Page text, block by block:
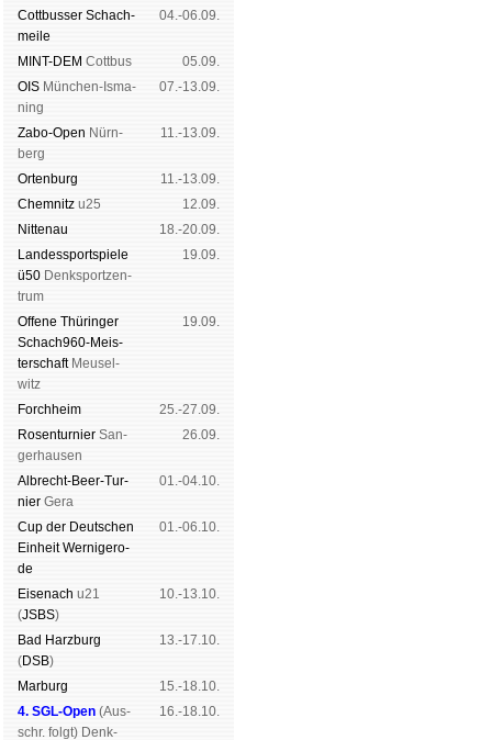
Cott­busser Schach­
meile
04.-06.09.
MINT-DEM Cott­bus
05.09.
OIS Mün­chen-Is­ma­
ning
07.-13.09.
Zabo-Open Nürn­
berg
11.-13.09.
Orten­burg
11.-13.09.
Chem­nitz u25
12.09.
Nitte­nau
18.-20.09.
Landes­sport­spiele
ü50 Denk­sport­zen­
trum
19.09.
Offene Thü­rin­ger
Schach960-Meis­
ter­schaftMeu­sel­
witz
19.09.
Forch­heim
25.-27.09.
Rosen­tur­nier San­
ger­hau­sen
26.09.
Albrecht-Beer-Tur­
nier Ge­ra
01.-04.10.
Cup der Deut­schen
Ein­heit Wer­ni­ge­ro­
de
01.-06.10.
Eise­nach u21
(JSBS)
10.-13.10.
Bad Harz­burg
(DSB)
13.-17.10.
Mar­burg
15.-18.10.
4. SGL-Open (Aus­
schr. folgt) Denk­
16.-18.10.